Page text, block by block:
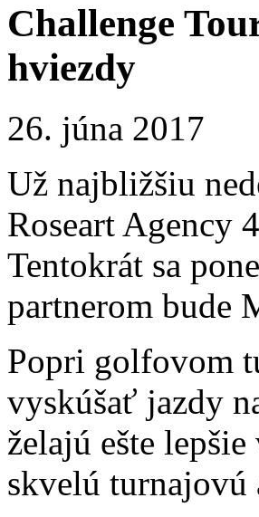
Challenge
hviezdy
26. júna 2017
Už najbližšiu
Roseart Agency
Tentokrát sa
partnerom bude
Popri golfovom
vyskúšať jazdy
želajú ešte
skvelú turnajovú